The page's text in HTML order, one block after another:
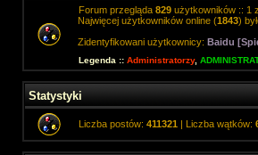
Forum przegląda 829 użytkowników :: 1
Najwięcej użytkowników online (1843)
Zidentyfikowani użytkownicy: Baidu
Legenda :: Administratorzy,
Statystyki
Liczba postów: 411321 | Liczba wątków: